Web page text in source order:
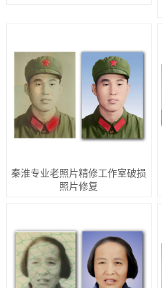
秦淮专业老照片精修工作室破损
照片修复